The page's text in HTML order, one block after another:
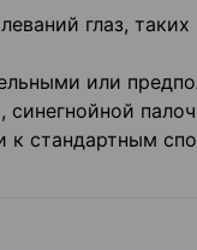
глаз,
или
стандартным